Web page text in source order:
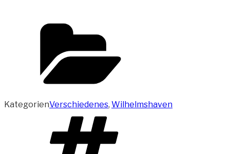
KategorienVerschiedenes, Wilhelmshaven